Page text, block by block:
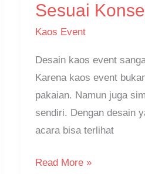
Sesuai
Kaos Event
Desain kaos event
Karena kaos event
pakaian. Namun juga
sendiri. Dengan desain
acara bisa terlihat
Konsep
Acara
Read More »